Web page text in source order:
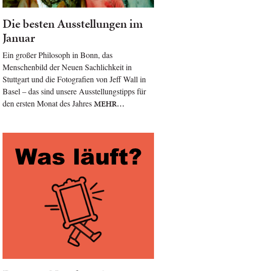
Die besten Ausstellungen im
Januar
Ein großer Philosoph in Bonn, das
Menschenbild der Neuen Sachlichkeit in
Stuttgart und die Fotografien von Jeff Wall in
Basel – das sind unsere Ausstellungstipps für
den ersten Monat des JahresMEHR…